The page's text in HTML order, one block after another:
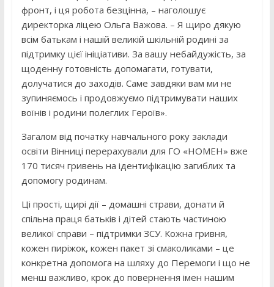
фронт, і ця робота безцінна, – наголошує
директорка ліцею Ольга Важова. – Я щиро дякую
всім батькам і нашій великій шкільній родині за
підтримку цієї ініціативи. За вашу небайдужість, за
щоденну готовність допомагати, готувати,
долучатися до заходів. Саме завдяки вам ми не
зупиняємось і продовжуємо підтримувати наших
воїнів і родини полеглих Героїв».
Загалом від початку навчального року заклади
освіти Вінниці перерахували для ГО «НОМЕН» вже
170 тисяч гривень на ідентифікацію загиблих та
допомогу родинам.
Ці прості, щирі дії – домашні страви, донати й
спільна праця батьків і дітей стають частиною
великої справи – підтримки ЗСУ. Кожна гривня,
кожен пиріжок, кожен пакет зі смаколиками – це
конкретна допомога на шляху до Перемоги і що не
менш важливо, крок до повернення імен нашим